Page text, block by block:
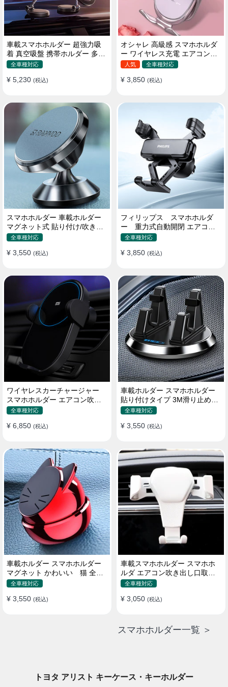
車載スマホホルダー 超強力吸
着 真空吸盤 携帯ホルダー 多角
度調整 360°回転な台座 車用ホ
カー用品 全機種対応
全車種対応
¥ 5,230 (税込)
オシャレ 高級感 スマホホルダ
ー ワイヤレス充電 エアコン吹
き出し口/ 吸盤タイプ 女性
人気 全車種対応
¥ 3,850 (税込)
スマホホルダー 車載ホルダー
マグネット式 貼り付け/吹き出
し口 合金 多機種対応
全車種対応
¥ 3,550 (税込)
フィリップス スマホホルダ
ー 重力式自動開閉 エアコン
吹き出し口用 クリップ式 車
全車種対応
¥ 3,850 (税込)
ワイヤレスカーチャージャー
スマホホルダー エアコン吹き
出し口/ 貼り付け
全車種対応
¥ 6,850 (税込)
車載ホルダー スマホホルダー
貼り付けタイプ 3M滑り止めシ
リコンパッド 全機種
全車種対応
¥ 3,550 (税込)
車載ホルダー スマホホルダー
マグネット かわいい 猫 全機
種 片手操作
全車種対応
¥ 3,550 (税込)
車載スマホホルダー スマホホ
ルダ エアコン吹き出し口取り
付け 全機種 可愛い アニメ
全車種対応
¥ 3,050 (税込)
スマホホルダー一覧 ＞
トヨタ アリスト キーケース・キーホルダー